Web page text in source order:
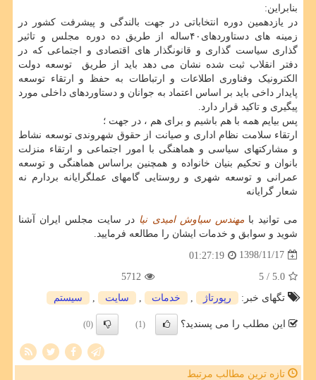
بنابراین:
در یازدهمین دوره انتخاباتی ‫در جهت بالندگی و پیشرفت کشور در
زمینه های دستاوردهای‪۴۰‬ساله از طریق ده دوره مجلس و تاثیر
گذاری سیاست گذاری و قانونگذار های اقتصادی و اجتماعی که در
دفتر انقلاب ‫ثبت شده نشان می دهد باید از طریق ‬ ‫توسعه دولت
الکترونیک وفناوری اطلاعات‬ و ارتباطات به ‫حفظ و ارتقاء توسعه
پایدار داخی باید بر اساس اعتماد به جوانان و دستاوردهای داخلی مورد
پیگیری و تاکید قرار دارد.
پس بیایم همه با هم باشیم و برای هم ، در جهت ؛
ارتقاء سلامت نظام اداری و صیانت از حقوق شهروندی‬ ‫توسعه نشاط
و مشارکتهای سیاسی‬ ‫و هماهنگی با امور اجتماعی ‬و ‫ارتقاء منزلت
بانوان و تحکیم بنیان خانواده‬ و همچنین براساس ‫هماهنگی و توسعه
عمرانی و توسعه شهری و روستایی‬ گامهای عملگرایانه بردارم نه
شعار گرایانه
می توانید بامهندس سیاوش امیدی نیا در سایت مجلس ایران آشنا
شوید و سوابق و خدمات ایشان را مطالعه فرمایید.
1398/11/17
01:27:19
5.0
/ 5
5712
تگهای خبر:
رپورتاژ خدمات سایت سیستم
این مطلب را می پسندید؟ (1)
(0)
تازه ترین مطالب مرتبط